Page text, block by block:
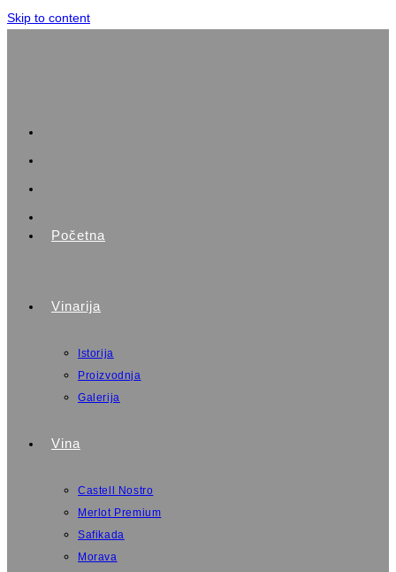
Skip to content
Početna
Vinarija
Istorija
Proizvodnja
Galerija
Vina
Castell Nostro
Merlot Premium
Safikada
Morava